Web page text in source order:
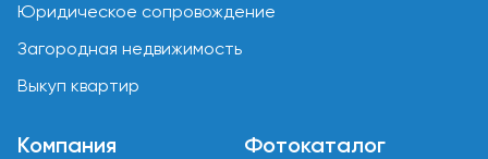
Юридическое сопровождение
Загородная недвижимость
Выкуп квартир
Компания Фотокаталог